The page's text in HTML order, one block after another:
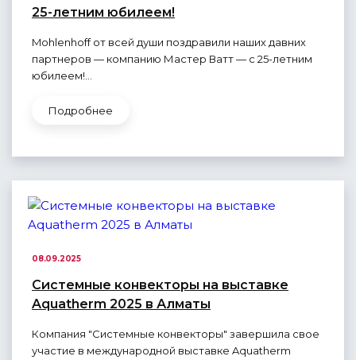
25-летним юбилеем!
Mohlenhoff от всей души поздравили наших давних
партнеров — компанию Мастер Ватт — с 25-летним
юбилеем!...
Подробнее
08.09.2025
Системные конвекторы на выставке
Aquatherm 2025 в Алматы
Компания "Системные конвекторы" завершила свое
участие в международной выставке Aquatherm